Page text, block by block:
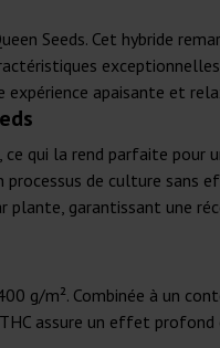
Seeds. Cet hybride
expérience apaisante et
qui la rend parfaite pour
processus de culture sans
plante, garantissant une
g/m². Combinée à un
assure un effet